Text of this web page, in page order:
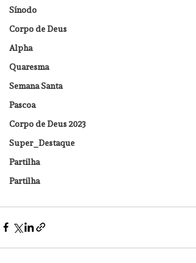
Sínodo
Corpo de Deus
Alpha
Quaresma
Semana Santa
Pascoa
Corpo de Deus 2023
Super_Destaque
Partilha
Partilha